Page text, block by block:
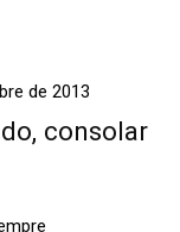
de 2013
consolar